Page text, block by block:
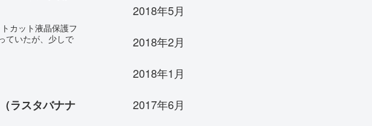
カット液晶保護フ
ていたが、少しで
ラスタバナナ
2018年5月
2018年2月
2018年1月
2017年6月